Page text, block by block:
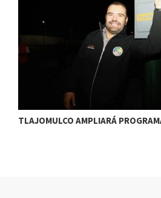
TLAJOMULCO AMPLIARÁ